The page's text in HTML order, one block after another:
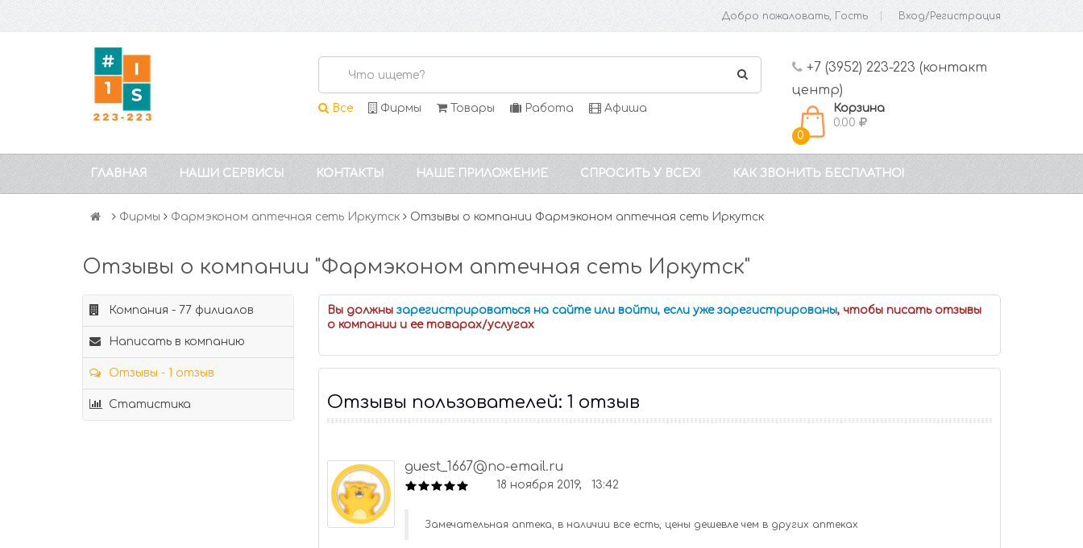
Добро пожаловать, Гость Вход/Регистрация
Все Фирмы Товары Работа Афиша
+7 (3952) 223-223 (контакт
центр)
0
Корзина
0.00
ГЛАВНАЯ НАШИ СЕРВИСЫ КОНТАКТЫ НАШЕ ПРИЛОЖЕНИЕ СПРОСИТЬ У ВСЕХ! КАК ЗВОНИТЬ БЕСПЛАТНО!
Фирмы Фармэконом аптечная сеть Иркутск Отзывы о компании Фармэконом аптечная сеть Иркутск
Отзывы о компании "Фармэконом аптечная сеть Иркутск"
Компания - 77 филиалов
Написать в компанию
Отзывы - 1 отзыв
Статистика
Вы должны зарегистрироваться на сайте или войти, если уже зарегистрированы, чтобы писать отзывы
о компании и ее товарах/услугах
Отзывы пользователей: 1 отзыв
guest_1667@no-email.ru
18 ноября 2019, 13:42
Замечательная аптека, в наличии все есть, цены дешевле чем в других аптеках